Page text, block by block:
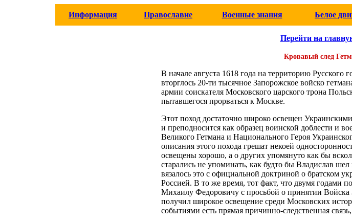
Информация Православие Военные знания Белое
Перейти на
Кровавый след
В начале августа 1618 года на территорию Русского
вторглось 20-ти тысячное Запорожское войско
армии соискателя Московского царского трона
пытавшегося прорваться к Москве.
Этот поход достаточно широко освещен
и преподносится как образец воинской доблести и
Великого Гетмана и Национального Героя
описания этого похода грешат некоей
освещены хорошо, а о других упомянуто как бы
старались не упоминать, как будто бы Владислав
вязалось это с официальной доктриной о братском
Россией. В то же время, тот факт, что двумя годами
Михаилу Федоровичу с просьбой о принятии Войска
получил широкое освещение среди Московских
событиями есть прямая причинно-следственная